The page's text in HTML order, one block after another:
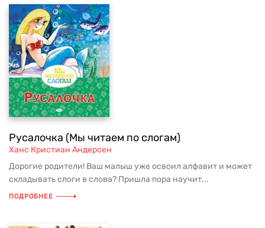
Русалочка (Мы читаем по слогам)
Ханс Кристиан Андерсен
Дорогие родители! Ваш малыш уже освоил алфавит и может
складывать слоги в слова? Пришла пора научит...
ПОДРОБНЕЕ